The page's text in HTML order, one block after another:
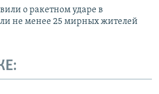
о ракетном ударе в
не менее 25 мирных жителей